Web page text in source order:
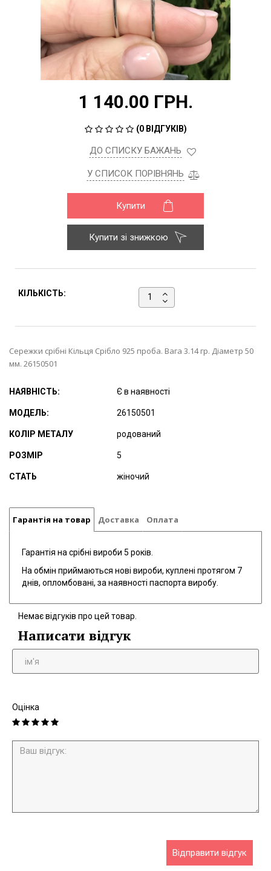
1 140.00 ГРН.
(0 ВІДГУКІВ)
ДО СПИСКУ БАЖАНЬ
У СПИСОК ПОРІВНЯНЬ
Купити
Купити зі знижкою
КІЛЬКІСТЬ:
Сережки срібні Кільця Срібло 925 проба. Вага 3.14 гр. Діаметр 50
мм. 26150501
НАЯВНІСТЬ: Є в наявності
МОДЕЛЬ: 26150501
КОЛІР МЕТАЛУ родований
РОЗМІР 5
СТАТЬ жіночий
Гарантія на товар Доставка Оплата
Гарантія на срібні вироби 5 років.
На обмін приймаються нові вироби, куплені протягом 7
днів, опломбовані, за наявності паспорта виробу.
Немає відгуків про цей товар.
Написати відгук
Оцінка
Відправити відгук